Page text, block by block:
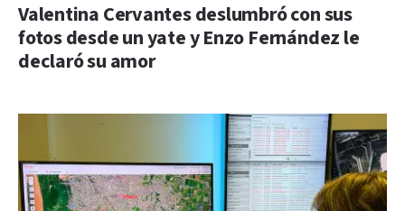
Valentina Cervantes deslumbró con sus
fotos desde un yate y Enzo Fernández le
declaró su amor